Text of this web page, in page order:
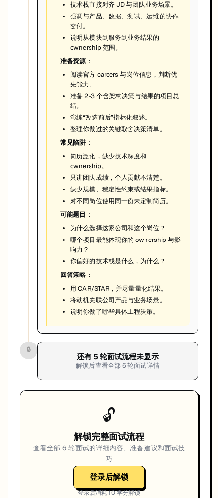
技术栈直接对齐 JD 与团队业务场景。
强调与产品、数据、测试、运维的协作
交付。
说明从模块到服务到业务结果的
ownership 范围。
准备资源：
阅读官方 careers 与岗位信息，判断优
先能力。
准备 2-3 个含架构决策与结果的项目总
结。
演练“改造前后”指标化叙述。
整理你做过的关键取舍决策清单。
常见陷阱 ：
简历泛化，缺少技术深度和
ownership。
只讲团队成绩，个人贡献不清楚。
缺少规模、稳定性约束或结果指标。
对不同岗位使用同一份未定制简历。
可能题目 ：
为什么选择这家公司和这个岗位？
哪个项目最能体现你的 ownership 与影
响力？
你偏好的技术栈是什么，为什么？
回答策略 ：
用 CAR/STAR，并尽量量化结果。
将动机关联公司产品与业务场景。
说明你做了哪些具体工程决策。
🔒
还有 5轮面试流程未显示
解锁后查看全部6 轮面试详情
🔓
解锁完整面试流程
查看全部6 轮面试的详细内容、准备建议和面试技
巧
登录后解锁
登录后消耗10学分解锁